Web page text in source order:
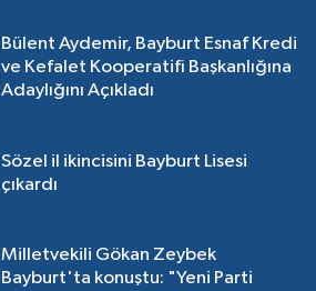
Bülent Aydemir, Bayburt Esnaf Kredi
ve Kefalet Kooperatifi Başkanlığına
Adaylığını Açıkladı
Sözel il ikincisini Bayburt Lisesi
çıkardı
Milletvekili Gökan Zeybek
Bayburt'ta konuştu: "Yeni Parti